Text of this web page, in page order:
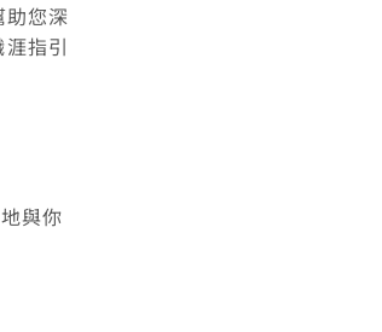
您深
指引
與你